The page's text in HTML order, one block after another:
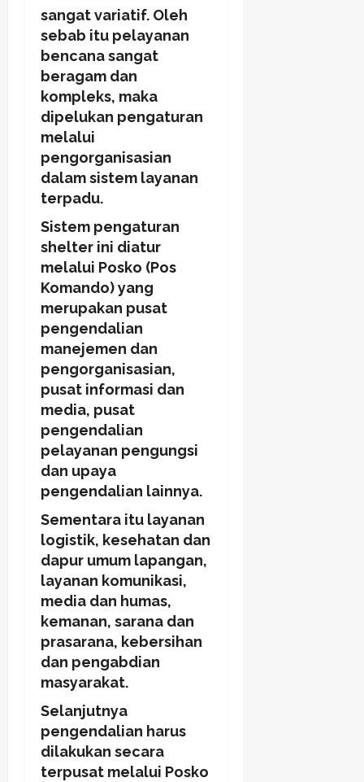
sangat variatif. Oleh
sebab itu pelayanan
bencana sangat
beragam dan
kompleks, maka
dipelukan pengaturan
melalui
pengorganisasian
dalam sistem layanan
terpadu.
Sistem pengaturan
shelter ini diatur
melalui Posko (Pos
Komando) yang
merupakan pusat
pengendalian
manejemen dan
pengorganisasian,
pusat informasi dan
media, pusat
pengendalian
pelayanan pengungsi
dan upaya
pengendalian lainnya.
Sementara itu layanan
logistik, kesehatan dan
dapur umum lapangan,
layanan komunikasi,
media dan humas,
kemanan, sarana dan
prasarana, kebersihan
dan pengabdian
masyarakat.
Selanjutnya
pengendalian harus
dilakukan secara
terpusat melalui Posko